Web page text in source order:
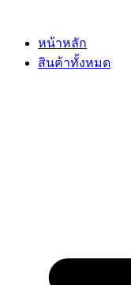
contentหน้าหลัก
สินค้าทั้งหมด